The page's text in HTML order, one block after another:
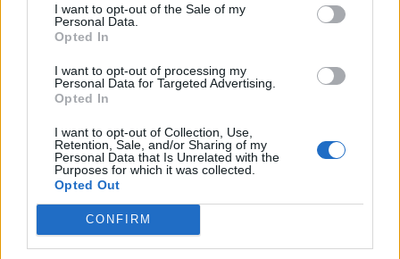
I want to opt-out of the Sale of my
Personal Data.
Opted In
I want to opt-out of processing my
Personal Data for Targeted Advertising.
Opted In
I want to opt-out of Collection, Use,
Retention, Sale, and/or Sharing of my
Personal Data that Is Unrelated with the
Purposes for which it was collected.
Opted Out
CONFIRM
NAUJI